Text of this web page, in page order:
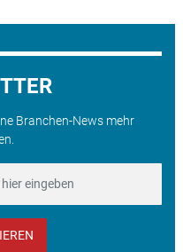
Branchen-News mehr